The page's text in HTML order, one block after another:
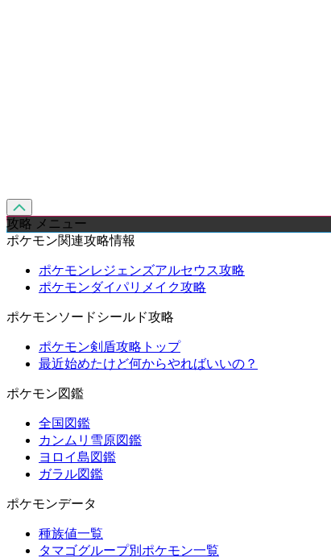
攻略 メニュー
ポケモン関連攻略情報
ポケモンレジェンズアルセウス攻略
ポケモンダイパリメイク攻略
ポケモンソードシールド攻略
ポケモン剣盾攻略トップ
最近始めたけど何からやればいいの？
ポケモン図鑑
全国図鑑
カンムリ雪原図鑑
ヨロイ島図鑑
ガラル図鑑
ポケモンデータ
種族値一覧
タマゴグループ別ポケモン一覧